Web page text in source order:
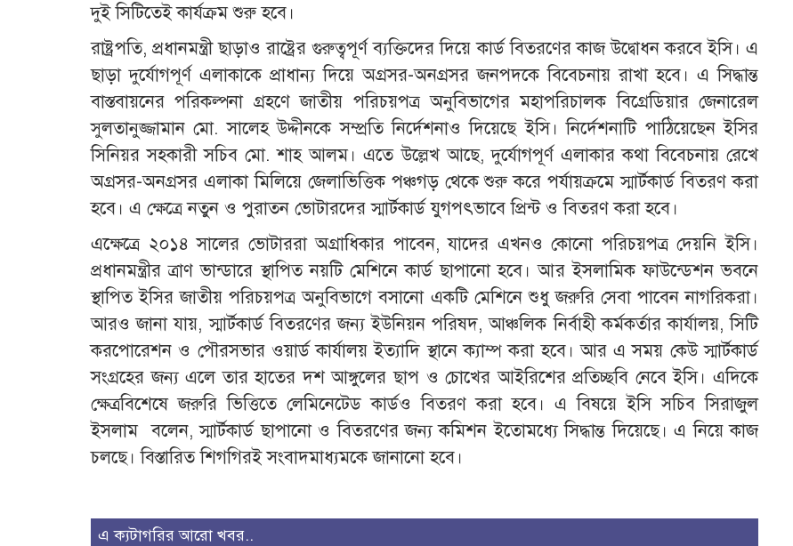
দুই সিটিতেই কার্যক্রম শুরু হবে।
রাষ্ট্রপতি, প্রধানমন্ত্রী ছাড়াও রাষ্ট্রের গুরুত্বপূর্ণ ব্যক্তিদের দিয়ে কার্ড বিতরণের কাজ উদ্বোধন করবে ইসি। এ
ছাড়া দুর্যোগপূর্ণ এলাকাকে প্রাধান্য দিয়ে অগ্রসর-অনগ্রসর জনপদকে বিবেচনায় রাখা হবে। এ সিদ্ধান্ত
বাস্তবায়নের পরিকল্পনা গ্রহণে জাতীয় পরিচয়পত্র অনুবিভাগের মহাপরিচালক বিগ্রেডিয়ার জেনারেল
সুলতানুজ্জামান মো. সালেহ উদ্দীনকে সম্প্রতি নির্দেশনাও দিয়েছে ইসি। নির্দেশনাটি পাঠিয়েছেন ইসির
সিনিয়র সহকারী সচিব মো. শাহ আলম। এতে উল্লেখ আছে, দুর্যোগপূর্ণ এলাকার কথা বিবেচনায় রেখে
অগ্রসর-অনগ্রসর এলাকা মিলিয়ে জেলাভিত্তিক পঞ্চগড় থেকে শুরু করে পর্যায়ক্রমে স্মার্টকার্ড বিতরণ করা
হবে। এ ক্ষেত্রে নতুন ও পুরাতন ভোটারদের স্মার্টকার্ড যুগপৎভাবে প্রিন্ট ও বিতরণ করা হবে।
এক্ষেত্রে ২০১৪ সালের ভোটাররা অগ্রাধিকার পাবেন, যাদের এখনও কোনো পরিচয়পত্র দেয়নি ইসি।
প্রধানমন্ত্রীর ত্রাণ ভান্ডারে স্থাপিত নয়টি মেশিনে কার্ড ছাপানো হবে। আর ইসলামিক ফাউন্ডেশন ভবনে
স্থাপিত ইসির জাতীয় পরিচয়পত্র অনুবিভাগে বসানো একটি মেশিনে শুধু জরুরি সেবা পাবেন নাগরিকরা।
আরও জানা যায়, স্মার্টকার্ড বিতরণের জন্য ইউনিয়ন পরিষদ, আঞ্চলিক নির্বাহী কর্মকর্তার কার্যালয়, সিটি
করপোরেশন ও পৌরসভার ওয়ার্ড কার্যালয় ইত্যাদি স্থানে ক্যাম্প করা হবে। আর এ সময় কেউ স্মার্টকার্ড
সংগ্রহের জন্য এলে তার হাতের দশ আঙ্গুলের ছাপ ও চোখের আইরিশের প্রতিচ্ছবি নেবে ইসি। এদিকে
ক্ষেত্রবিশেষে জরুরি ভিত্তিতে লেমিনেটেড কার্ডও বিতরণ করা হবে। এ বিষয়ে ইসি সচিব সিরাজুল
ইসলাম বলেন, স্মার্টকার্ড ছাপানো ও বিতরণের জন্য কমিশন ইতোমধ্যে সিদ্ধান্ত দিয়েছে। এ নিয়ে কাজ
চলছে। বিস্তারিত শিগগিরই সংবাদমাধ্যমকে জানানো হবে।
এ ক্যটাগরির আরো খবর..